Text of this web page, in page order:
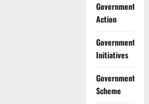
Government
Action
Government
Initiatives
Government
Scheme